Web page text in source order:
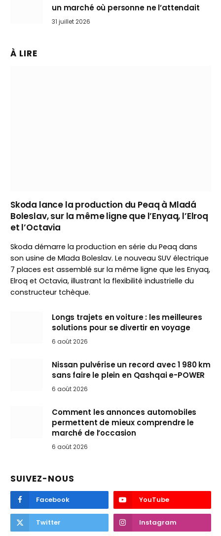
un marché où personne ne l’attendait
31 juillet 2026
À LIRE
Skoda lance la production du Peaq à Mladá
Boleslav, sur la même ligne que l’Enyaq, l’Elroq
et l’Octavia
Skoda démarre la production en série du Peaq dans
son usine de Mlada Boleslav. Le nouveau SUV électrique
7 places est assemblé sur la même ligne que les Enyaq,
Elroq et Octavia, illustrant la flexibilité industrielle du
constructeur tchèque.
Longs trajets en voiture : les meilleures
solutions pour se divertir en voyage
6 août 2026
Nissan pulvérise un record avec 1 980 km
sans faire le plein en Qashqai e-POWER
6 août 2026
Comment les annonces automobiles
permettent de mieux comprendre le
marché de l’occasion
6 août 2026
SUIVEZ-NOUS
Facebook YouTube
Twitter Instagram